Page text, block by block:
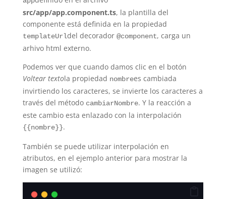
src/app/app.component.ts, la plantilla del
componente está definida en la propiedad
templateUrldel decorador @component, carga un
arhivo html externo.
Podemos ver que cuando damos clic en el botón
Voltear textola propiedad nombrees cambiada
invirtiendo los caracteres, se invierte los caracteres a
través del método cambiarNombre. Y la reacción a
este cambio esta enlazado con la interpolación
{{nombre}}.
También se puede utilizar interpolación en
atributos, en el ejemplo anterior para mostrar la
imagen se utilizó: